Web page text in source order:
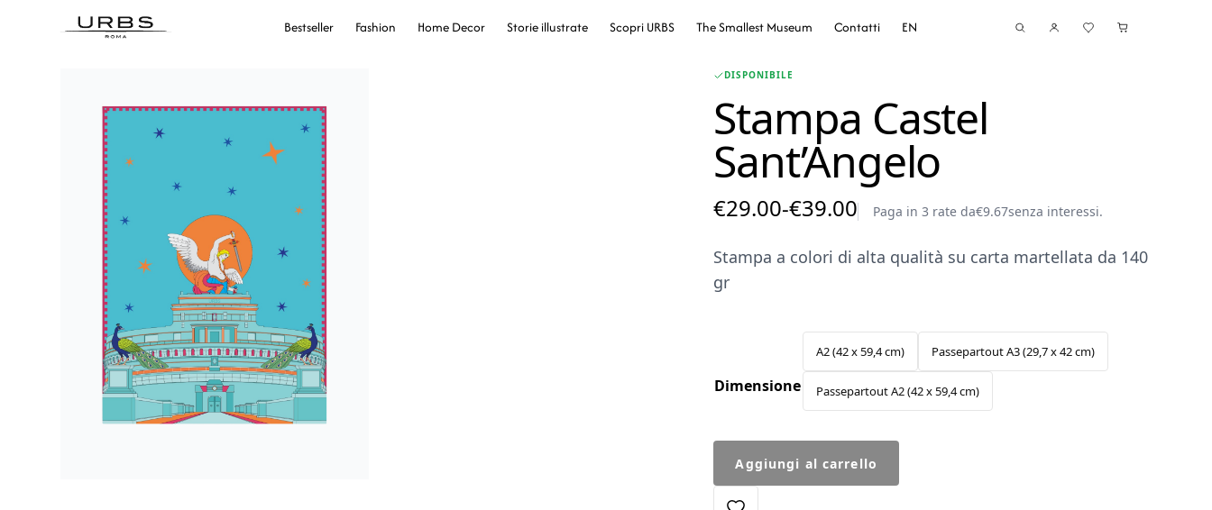
Bestseller Fashion Home Decor Storie illustrate Scopri URBS The Smallest Museum Contatti EN
DISPONIBILE
Stampa Castel
Sant’Angelo
€29.00-€39.00Fascia
prezzo:
a
€39.00
Paga in 3 rate da€9.67senza interessi.
Stampa a colori di alta qualità su carta martellata da 140
gr
Dimensione
A2 (42 x 59,4 cm) Passepartout A3 (29,7 x 42 cm)
Passepartout A2 (42 x 59,4 cm)
Castel
Sant'Angelo
Aggiungi al carrello